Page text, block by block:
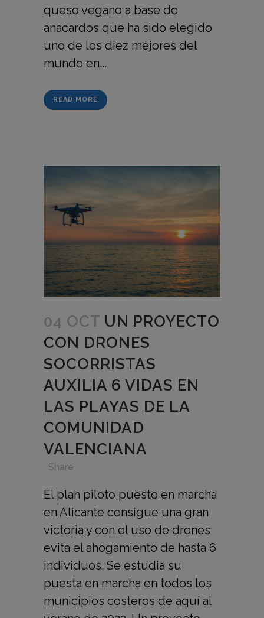
queso vegano a base de
anacardos que ha sido elegido
uno de los diez mejores del
mundo en...
READ MORE
04 OCT UN PROYECTO
CON DRONES
SOCORRISTAS
AUXILIA 6 VIDAS EN
LAS PLAYAS DE LA
COMUNIDAD
VALENCIANA
Share
El plan piloto puesto en marcha
en Alicante consigue una gran
victoria y con el uso de drones
evita el ahogamiento de hasta 6
individuos. Se estudia su
puesta en marcha en todos los
municipios costeros de aquí al